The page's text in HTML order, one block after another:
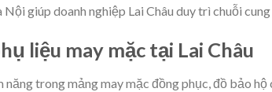
giúp doanh nghiệp Lai Châu duy trì chuỗi
liệu may mặc tại Lai Châu
năng trong mảng may mặc đồng phục, đồ bảo hộ